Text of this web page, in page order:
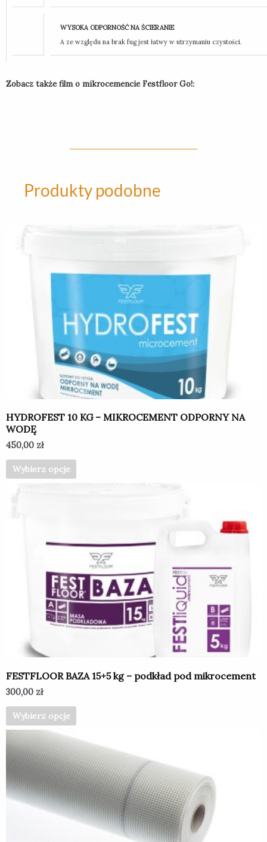
WYSOKA ODPORNOŚĆ NA ŚCIERANIE
A ze względu na brak fug jest łatwy w utrzymaniu czystości.
Zobacz także film o mikrocemencie Festfloor Go!:
Produkty podobne
HYDROFEST 10 KG – MIKROCEMENT ODPORNY NA
WODĘ
450,00 zł
Wybierz opcje
wariantów.
FESTFLOOR BAZA 15+5 kg – podkład pod mikrocement
300,00 zł
Wybierz opcje
Ten
stronie
Ten
produkt
wiele
wariantów.